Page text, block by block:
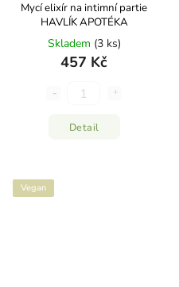
Mycí elixír na intimní partie
HAVLÍK APOTÉKA
Skladem (3 ks)
457 Kč
Detail
Vegan